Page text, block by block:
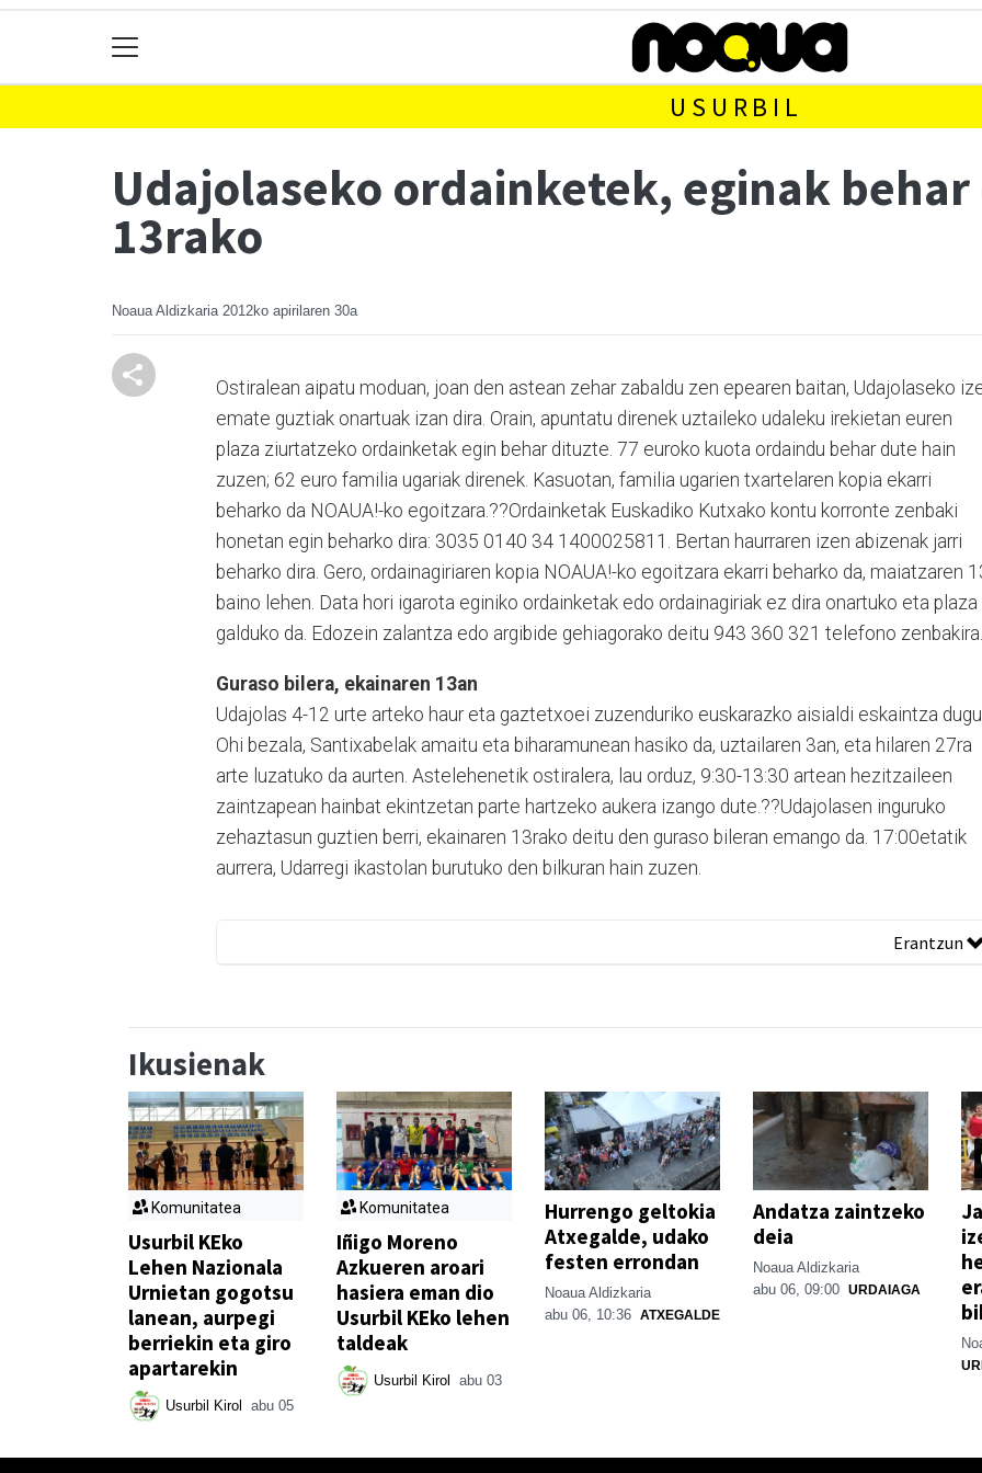
USURBIL
Udajolaseko ordainketek, eginak
13rako
Noaua Aldizkaria 2012ko apirilaren 30a
Ostiralean aipatu moduan, joan den astean zehar zabaldu zen epearen baitan, Udajolaseko
emate guztiak onartuak izan dira. Orain, apuntatu direnek uztaileko udaleku irekietan euren
plaza ziurtatzeko ordainketak egin behar dituzte. 77 euroko kuota ordaindu behar dute hain
zuzen; 62 euro familia ugariak direnek. Kasuotan, familia ugarien txartelaren kopia ekarri
beharko da NOAUA!-ko egoitzara.??Ordainketak Euskadiko Kutxako kontu korronte zenbaki
honetan egin beharko dira: 3035 0140 34 1400025811. Bertan haurraren izen abizenak jarri
beharko dira. Gero, ordainagiriaren kopia NOAUA!-ko egoitzara ekarri beharko da, maiatzaren
baino lehen. Data hori igarota eginiko ordainketak edo ordainagiriak ez dira onartuko eta plaza
galduko da. Edozein zalantza edo argibide gehiagorako deitu 943 360 321 telefono zenbakira.
Guraso bilera, ekainaren 13an
Udajolas 4-12 urte arteko haur eta gaztetxoei zuzenduriko euskarazko aisialdi eskaintza dugu.
Ohi bezala, Santixabelak amaitu eta biharamunean hasiko da, uztailaren 3an, eta hilaren 27ra
arte luzatuko da aurten. Astelehenetik ostiralera, lau orduz, 9:30-13:30 artean hezitzaileen
zaintzapean hainbat ekintzetan parte hartzeko aukera izango dute.??Udajolasen inguruko
zehaztasun guztien berri, ekainaren 13rako deitu den guraso bileran emango da. 17:00etatik
aurrera, Udarregi ikastolan burutuko den bilkuran hain zuzen.
Erantzun
Ikusienak
Komunitatea
Usurbil KEko
Lehen Nazionala
Urnietan gogotsu
lanean, aurpegi
berriekin eta giro
apartarekin
Usurbil Kirol abu 05
Komunitatea
Iñigo Moreno
Azkueren aroari
hasiera eman dio
Usurbil KEko lehen
taldeak
Usurbil Kirol abu 03
Hurrengo geltokia
Atxegalde, udako
festen errondan
Noaua Aldizkaria
abu 06, 10:36 ATXEGALDE
Andatza zaintzeko
deia
Noaua Aldizkaria
abu 06, 09:00 URDAIAGA